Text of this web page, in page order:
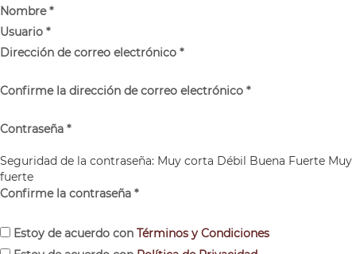
Nombre*
Usuario *
Dirección de correo electrónico *
Confirme la dirección de correo electrónico *
Contraseña *
Seguridad de la contraseña: Muy corta Débil Buena Fuerte Muy
fuerte
Confirme la contraseña *
Estoy de acuerdo con Términos y Condiciones